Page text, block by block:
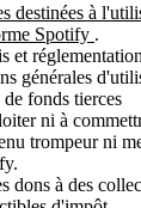
destinées à
Spotify .
et
générales
fonds tierces
ni à
trompeur ni
dons à des